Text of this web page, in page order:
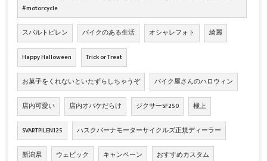
#motorcycle
スバルトピレン バイクのある生活 オシャレフォト 綺麗
Happy Halloween Trick or Treat
お菓子をくれないといたずらしちゃうぞ バイク屋さんのハロウィン
店内可愛い 店内オバケだらけ ジクサーSF250 極上
SVARTPILEN125 ハスクバーナモーターサイクルズ正規ディーラー
新潟県 ウェビック キャンペーン おすすめカスタム